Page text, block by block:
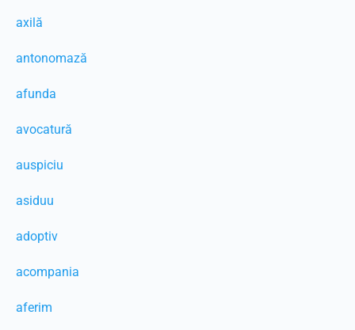
axilă
antonomază
afunda
avocatură
auspiciu
asiduu
adoptiv
acompania
aferim